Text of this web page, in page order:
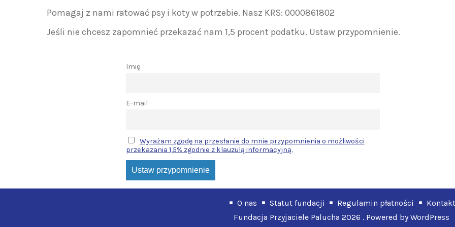
Pomagaj z nami ratować psy i koty w potrzebie. Nasz KRS: 0000861802
Jeśli nie chcesz zapomnieć przekazać nam 1,5 procent podatku. Ustaw przypomnienie.
Imię
E-mail
Wyrażam zgodę na przesłanie do mnie przypomnienia o możliwości
przekazania 1,5% zgodnie z klauzulą informacyjną.
O nas Statut fundacji Regulamin płatności
Fundacja Przyjaciele Palucha 2026 . Powered by WordPress